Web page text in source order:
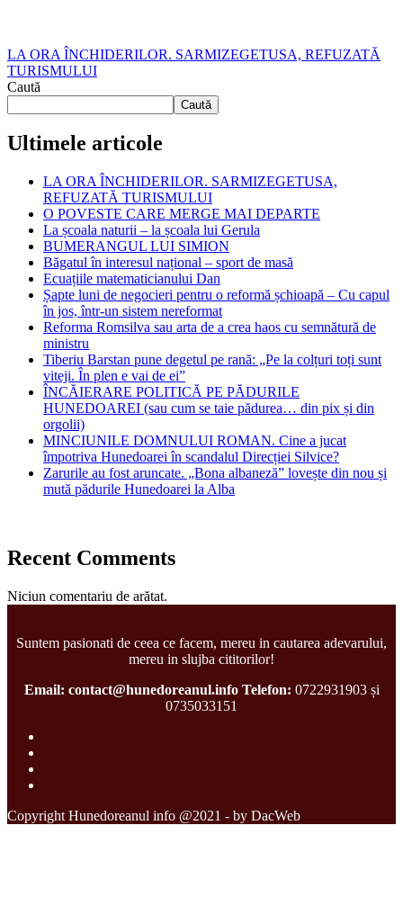
LA ORA ÎNCHIDERILOR. SARMIZEGETUSA, REFUZATĂ
TURISMULUI
Caută
Caută
Ultimele articole
LA ORA ÎNCHIDERILOR. SARMIZEGETUSA,
REFUZATĂ TURISMULUI
O POVESTE CARE MERGE MAI DEPARTE
La școala naturii – la școala lui Gerula
BUMERANGUL LUI SIMION
Băgatul în interesul național – sport de masă
Ecuațiile matematicianului Dan
Șapte luni de negocieri pentru o reformă șchioapă – Cu capul
în jos, într-un sistem nereformat
Reforma Romsilva sau arta de a crea haos cu semnătură de
ministru
Tiberiu Barstan pune degetul pe rană: „Pe la colțuri toți sunt
viteji. În plen e vai de ei”
ÎNCĂIERARE POLITICĂ PE PĂDURILE
HUNEDOAREI (sau cum se taie pădurea… din pix și din
orgolii)
MINCIUNILE DOMNULUI ROMAN. Cine a jucat
împotriva Hunedoarei în scandalul Direcției Silvice?
Zarurile au fost aruncate. „Bona albaneză” lovește din nou și
mută pădurile Hunedoarei la Alba
Recent Comments
Niciun comentariu de arătat.
Suntem pasionati de ceea ce facem, mereu in cautarea adevarului,
mereu in slujba cititorilor!
Email: contact@hunedoreanul.info Telefon: 0722931903 și
0735033151
Copyright Hunedoreanul info @2021 - by DacWeb